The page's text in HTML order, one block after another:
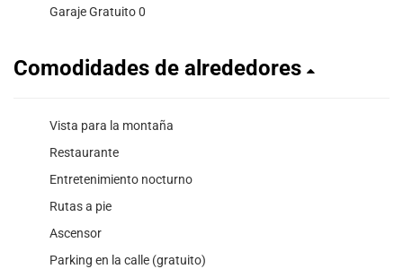
Garaje Gratuito 0
Comodidades de alrededores
Vista para la montaña
Restaurante
Entretenimiento nocturno
Rutas a pie
Ascensor
Parking en la calle (gratuito)